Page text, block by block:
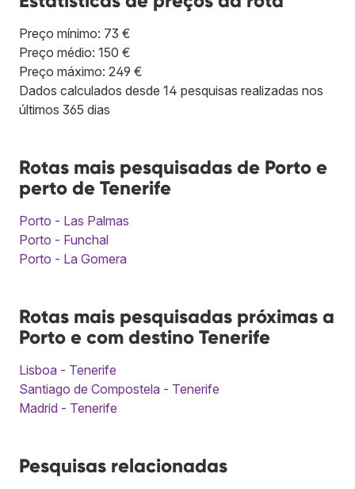
Preço mínimo: 73 €
Preço médio: 150 €
Preço máximo: 249 €
Dados calculados desde 14 pesquisas realizadas nos
últimos 365 dias
Rotas mais pesquisadas de Porto e
perto de Tenerife
Porto - Las Palmas
Porto - Funchal
Porto - La Gomera
Rotas mais pesquisadas próximas a
Porto e com destino Tenerife
Lisboa - Tenerife
Santiago de Compostela - Tenerife
Madrid - Tenerife
Pesquisas relacionadas